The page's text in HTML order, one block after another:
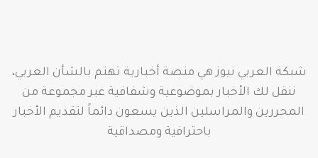
شبكة العربي نيوز هي منصة أخبارية تهتم بالشأن العربي،
ننقل لك الأخبار بموضوعية وشفافية عبر مجموعة من
المحررين والمراسلين الذين يسعون دائماً لتقديم الأخبار
باحترافية ومصداقية